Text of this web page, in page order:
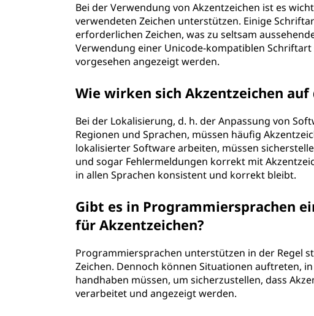
Bei der Verwendung von Akzentzeichen ist es
verwendeten Zeichen unterstützen. Einige
erforderlichen Zeichen, was zu seltsam
Verwendung einer Unicode-kompatiblen
vorgesehen angezeigt werden.
Wie wirken sich Akzentzeichen
Bei der Lokalisierung, d. h. der Anpassung von
Regionen und Sprachen, müssen häufig
lokalisierter Software arbeiten, müssen
und sogar Fehlermeldungen korrekt mit
in allen Sprachen konsistent und korrekt bleibt.
Gibt es in Programmiersprachen
für Akzentzeichen?
Programmiersprachen unterstützen in der Regel
Zeichen. Dennoch können Situationen auftreten,
handhaben müssen, um sicherzustellen, dass
verarbeitet und angezeigt werden.